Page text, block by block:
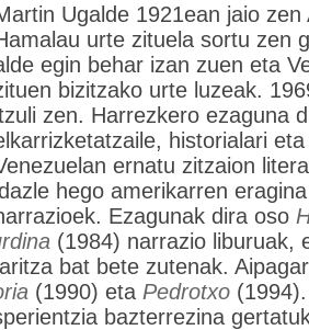
Ugalde 1921ean jaio zen
urte zituela sortu zen
egin behar izan zuen eta
bizitzako urte luzeak.
zen. Harrezkero ezaguna
historialari
ernatu zitzaion
hego amerikarren
Ezagunak dira oso
(1984) narrazio liburuak,
bat bete zutenak.
(1990) eta Pedrotxo
bazterrezina